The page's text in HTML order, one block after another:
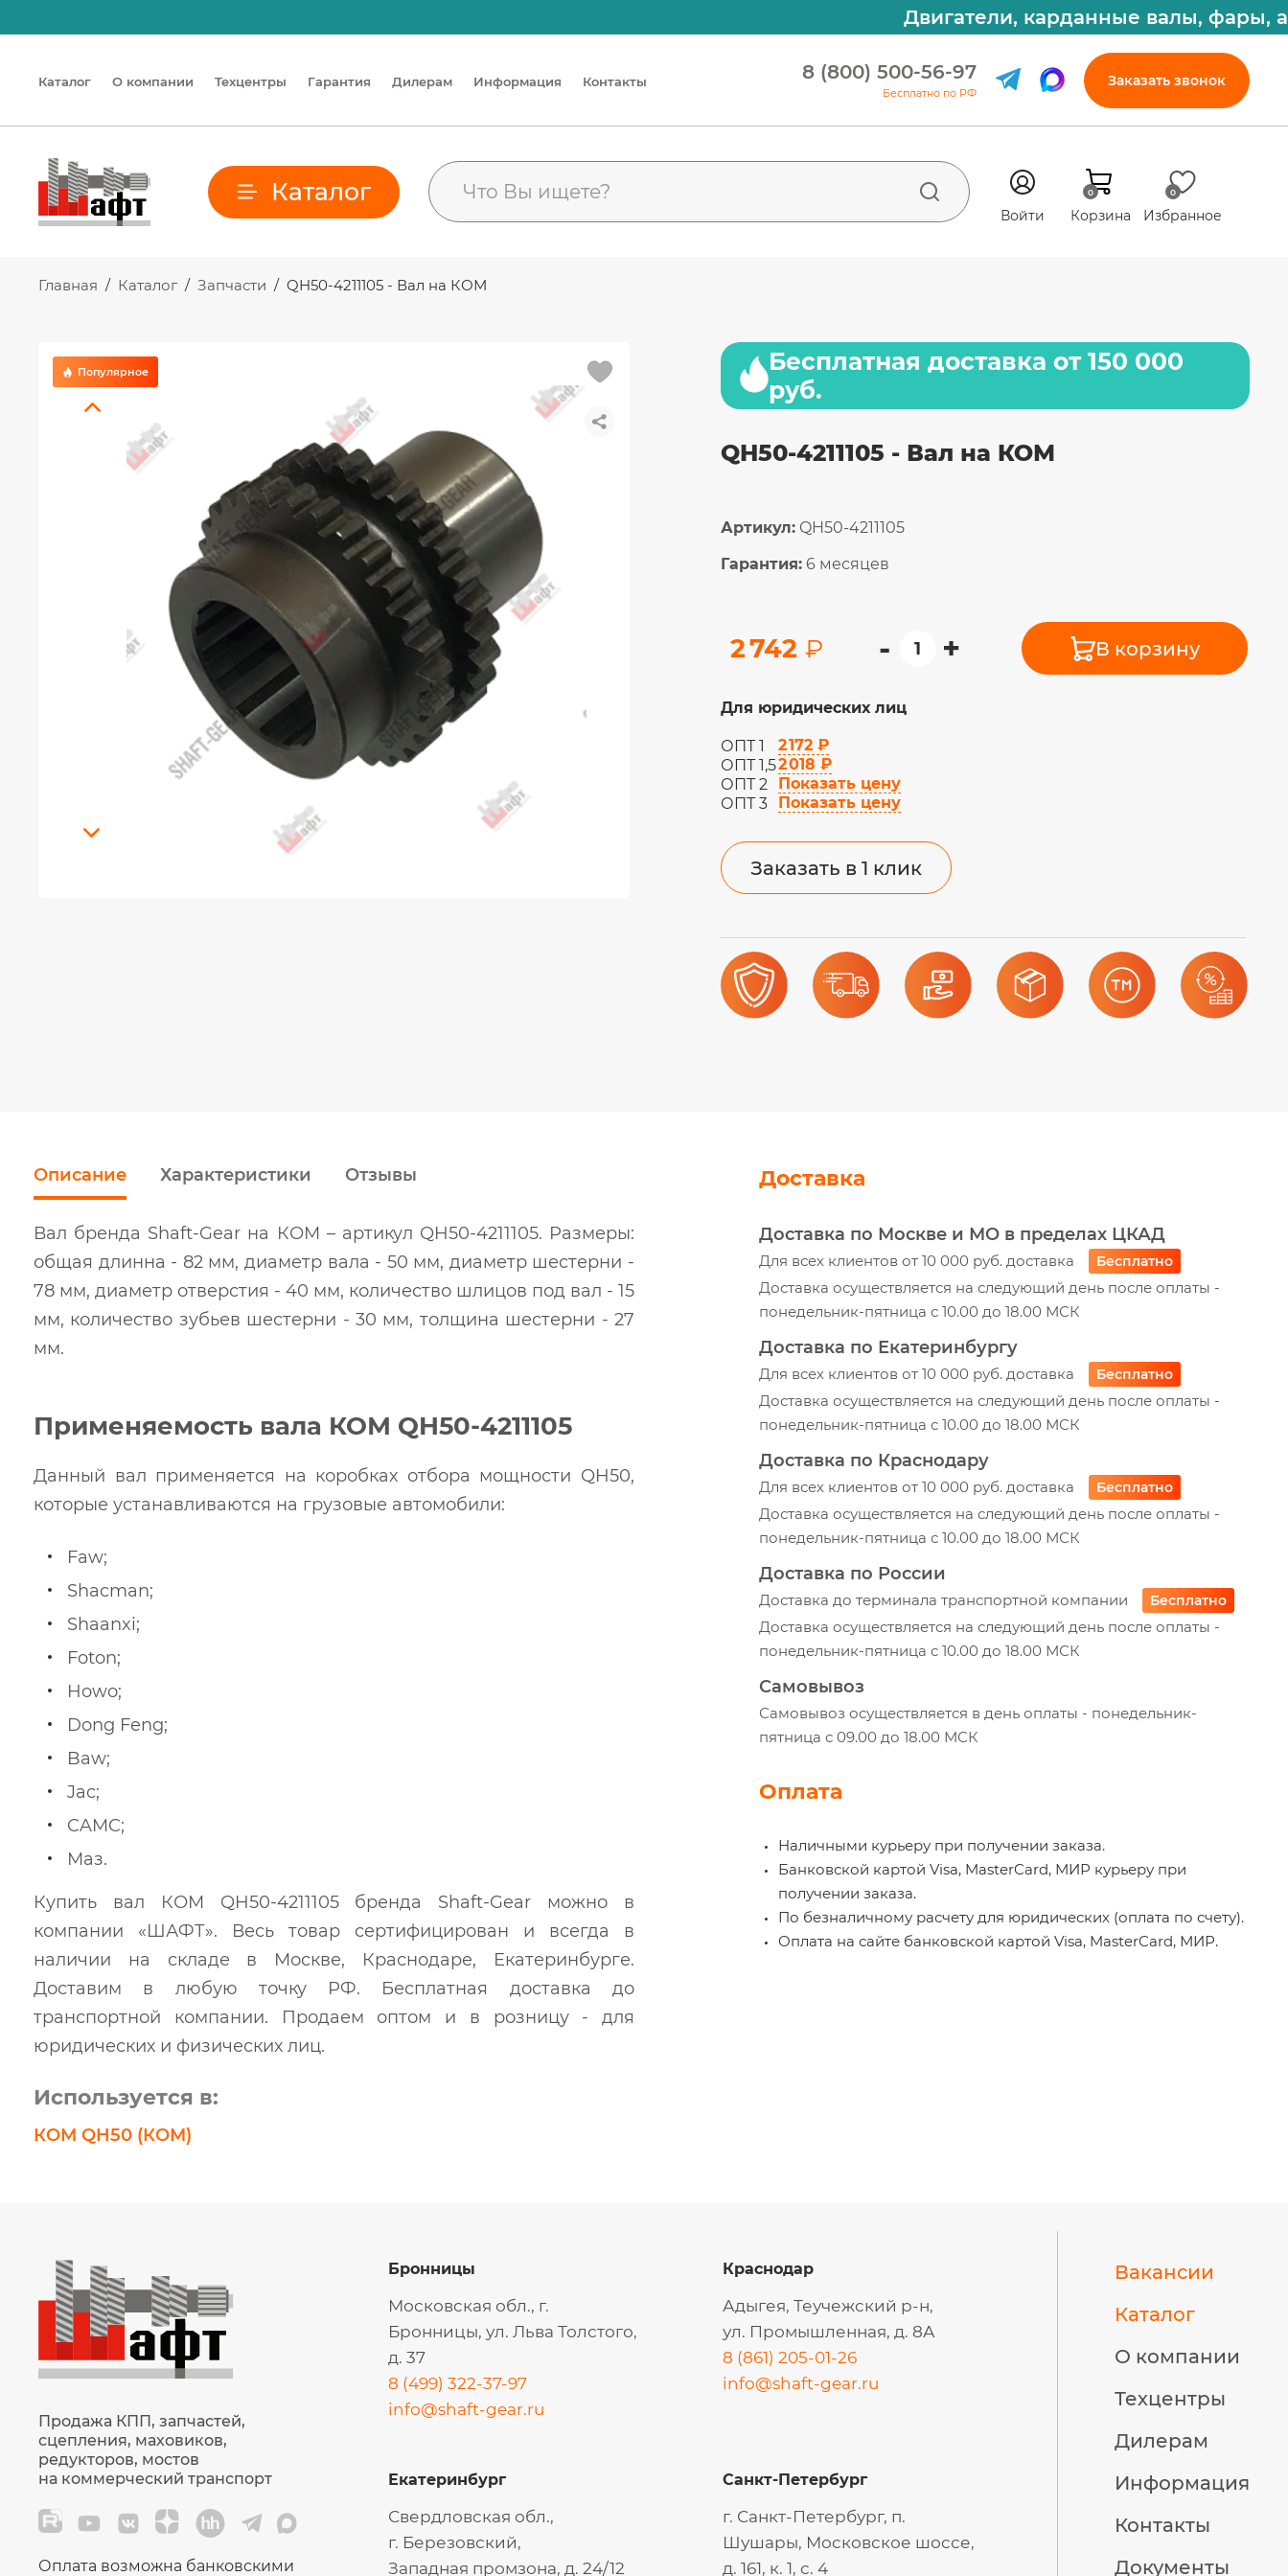
Двигатели, карданные валы, фары,
Каталог О компании Техцентры Гарантия Дилерам Информация Контакты 8 (800) 500-56-97
Бесплатно по РФ
Заказать звонок
Каталог
Войти Корзина
0 0
Избранное
Главная / Каталог / Запчасти / QH50-4211105 - Вал на КОМ
Популярное
Бесплатная доставка от 150 000
руб.
QH50-4211105 - Вал на КОМ
Артикул: QH50-4211105
Гарантия: 6 месяцев
2 742 ₽ - + В корзину
Для юридических лиц
ОПТ 1
2 172 ₽
ОПТ 1,52 018 ₽
ОПТ 2
Показать цену
ОПТ 3
Показать цену
Заказать в 1 клик
Описание Характеристики Отзывы
Вал бренда Shaft-Gear на КОМ – артикул QH50-4211105. Размеры:
общая длинна - 82 мм, диаметр вала - 50 мм, диаметр шестерни -
78 мм, диаметр отверстия - 40 мм, количество шлицов под вал - 15
мм, количество зубьев шестерни - 30 мм, толщина шестерни - 27
мм.
Применяемость вала КОМ QH50-4211105
Данный вал применяется на коробках отбора мощности QH50,
которые устанавливаются на грузовые автомобили:
Faw;
Shacman;
Shaanxi;
Foton;
Howo;
Dong Feng;
Baw;
Jac;
CAMC;
Маз.
Купить вал КОМ QH50-4211105 бренда Shaft-Gear можно в
компании «ШАФТ». Весь товар сертифицирован и всегда в
наличии на складе в Москве, Краснодаре, Екатеринбурге.
Доставим в любую точку РФ. Бесплатная доставка до
транспортной компании. Продаем оптом и в розницу - для
юридических и физических лиц.
Используется в:
КОМ QH50 (КОМ)
Доставка
Доставка по Москве и МО в пределах ЦКАД
Для всех клиентов от 10 000 руб. доставка Бесплатно
Доставка осуществляется на следующий день после оплаты -
понедельник-пятница с 10.00 до 18.00 МСК
Доставка по Екатеринбургу
Для всех клиентов от 10 000 руб. доставка Бесплатно
Доставка осуществляется на следующий день после оплаты -
понедельник-пятница с 10.00 до 18.00 МСК
Доставка по Краснодару
Для всех клиентов от 10 000 руб. доставка Бесплатно
Доставка осуществляется на следующий день после оплаты -
понедельник-пятница с 10.00 до 18.00 МСК
Доставка по России
Доставка до терминала транспортной компании Бесплатно
Доставка осуществляется на следующий день после оплаты -
понедельник-пятница с 10.00 до 18.00 МСК
Самовывоз
Самовывоз осуществляется в день оплаты - понедельник-
пятница с 09.00 до 18.00 МСК
Оплата
Наличными курьеру при получении заказа.
Банковской картой Visa, MasterCard, МИР курьеру при
получении заказа.
По безналичному расчету для юридических (оплата по счету).
Оплата на сайте банковской картой Visa, MasterCard, МИР.
Продажа КПП, запчастей,
сцепления, маховиков,
редукторов, мостов
на коммерческий транспорт
Оплата возможна банковскими
Бронницы
Московская обл., г.
Бронницы, ул. Льва Толстого,
д. 37
8 (499) 322-37-97
info@shaft-gear.ru
Краснодар
Адыгея, Теучежский р-н,
ул. Промышленная, д. 8А
8 (861) 205-01-26
info@shaft-gear.ru
Екатеринбург
Свердловская обл.,
г. Березовский,
Западная промзона, д. 24/12
Санкт-Петербург
г. Санкт-Петербург, п.
Шушары, Московское шоссе,
д. 161, к. 1, с. 4
Вакансии
Каталог
О компании
Техцентры
Дилерам
Информация
Контакты
Документы